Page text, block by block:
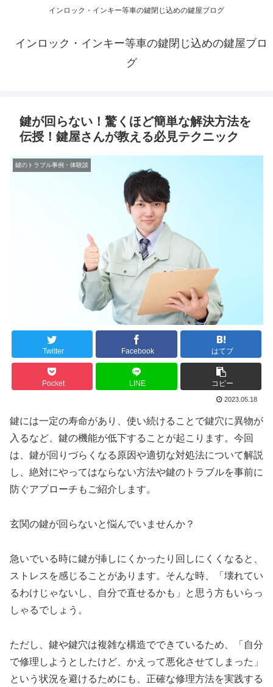
インロック・インキー等車の鍵閉じ込めの鍵屋ブログ
インロック・インキー等車の鍵閉じ込めの鍵屋ブロ
グ
鍵が回らない！驚くほど簡単な解決方法を
伝授！鍵屋さんが教える必見テクニック
鍵のトラブル事例・体験談
Twitter Facebook はてブ
Pocket LINE コピー
2023.05.18
鍵には一定の寿命があり、使い続けることで鍵穴に異物が
入るなど、鍵の機能が低下することが起こります。今回
は、鍵が回りづらくなる原因や適切な対処法について解説
し、絶対にやってはならない方法や鍵のトラブルを事前に
防ぐアプローチもご紹介します。
玄関の鍵が回らないと悩んでいませんか？
急いでいる時に鍵が挿しにくかったり回しにくくなると、
ストレスを感じることがあります。そんな時、「壊れてい
るわけじゃないし、自分で直せるかも」と思う方もいらっ
しゃるでしょう。
ただし、鍵や鍵穴は複雑な構造でできているため、「自分
で修理しようとしたけど、かえって悪化させてしまった」
という状況を避けるためにも、正確な修理方法を実践する